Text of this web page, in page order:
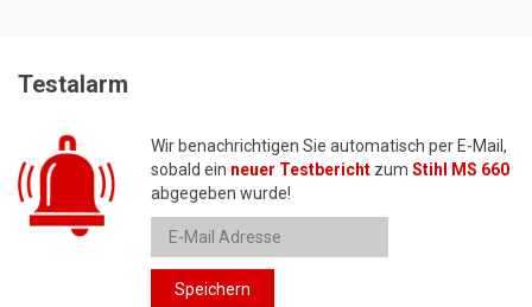
Testalarm
Wir benachrichtigen Sie automatisch per E-Mail,
sobald ein neuer Testbericht zum Stihl MS 660
abgegeben wurde!
Speichern